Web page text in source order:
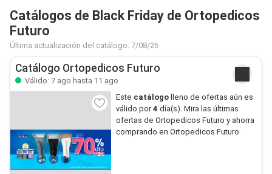
Catálogos de Black Friday de Ortopedicos
Futuro
Última actualización del catálogo: 7/08/26
Catálogo Ortopedicos Futuro
Válido: 7 ago hasta 11 ago
Este catálogolleno de ofertas aún es
válido por4 día(s). Mira las últimas
ofertas de Ortopedicos Futuro y ahorra
comprando en Ortopedicos Futuro.